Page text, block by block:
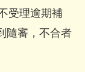
受理逾期補
隨審，不合者